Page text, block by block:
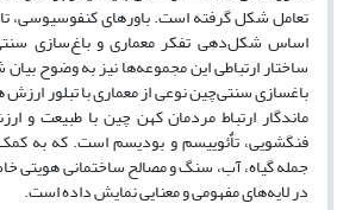
تعامل شکل گرفته است. باور‌های کنفوسیوسی،
اساس شکل‌دهی تفکر معماری و باغ‌سازی
ساختار ارتباطی این مجموعه‌ها نیز به وضوح
باغسازی سنتی‌چین نوعی از معماری با تبلور ارزش
ماندگار ارتباط مردمان کهن چین با طبیعت و
فنگشویی، تاٌئوییسم و بودیسم است. که به
جمله گیاه، آب،‌ سنگ و مصالح ساختمانی هویتی
در لایه‌های مفهومی و معنایی نمایش داده است.